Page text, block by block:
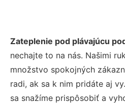
Zateplenie pod plávajúcu
nechajte to na nás. Našimi
množstvo spokojných
radi, ak sa k nim pridáte aj
sa snažíme prispôsobiť a